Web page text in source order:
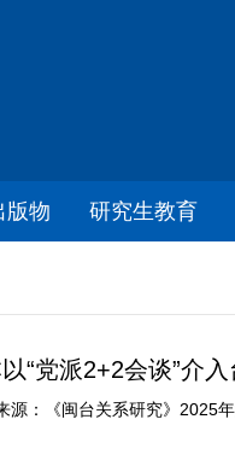
版物 研究生教育
以“党派2+2会谈”介
源：《闽台关系研究》2025